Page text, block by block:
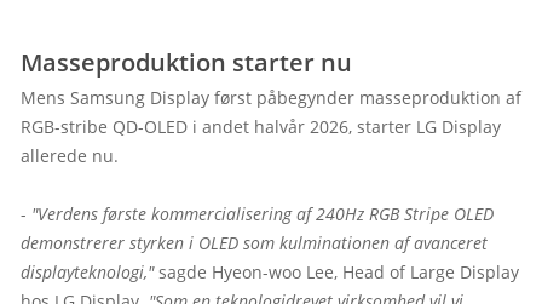
Masseproduktion starter nu
Mens Samsung Display først påbegynder masseproduktion af
RGB-stribe QD-OLED i andet halvår 2026, starter LG Display
allerede nu.
- "Verdens første kommercialisering af 240Hz RGB Stripe OLED
demonstrerer styrken i OLED som kulminationen af avanceret
displayteknologi," sagde Hyeon-woo Lee, Head of Large Display